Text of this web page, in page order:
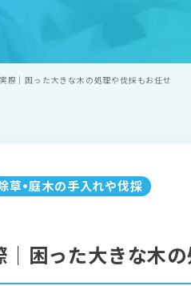
際｜困った大きな木の処理や伐採もお任せ
草•庭⽊の⼿⼊れや伐採
｜困った大きな木